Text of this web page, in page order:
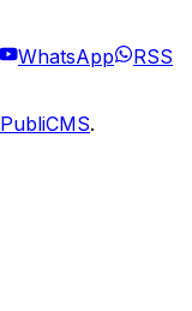
WhatsApp RSS
PubliCMS.